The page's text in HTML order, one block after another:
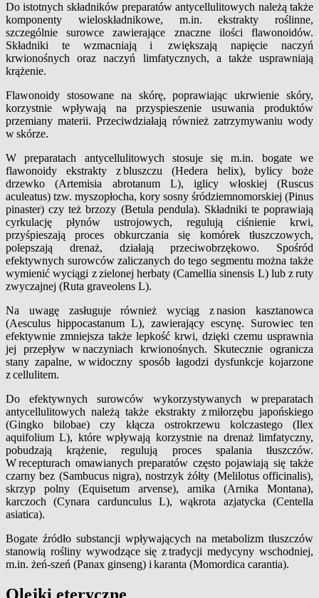
Do istotnych składników preparatów antycellulitowych należą także
komponenty wieloskładnikowe, m.in. ekstrakty roślinne,
szczególnie surowce zawierające znaczne ilości flawonoidów.
Składniki te wzmacniają i zwiększają napięcie naczyń
krwionośnych oraz naczyń limfatycznych, a także usprawniają
krążenie.
Flawonoidy stosowane na skórę, poprawiając ukrwienie skóry,
korzystnie wpływają na przyspieszenie usuwania produktów
przemiany materii. Przeciwdziałają również zatrzymywaniu wody
w skórze.
W preparatach antycellulitowych stosuje się m.in. bogate we
flawonoidy ekstrakty z bluszczu (Hedera helix), bylicy boże
drzewko (Artemisia abrotanum L), iglicy włoskiej (Ruscus
aculeatus) tzw. myszopłocha, kory sosny śródziemnomorskiej (Pinus
pinaster) czy też brzozy (Betula pendula). Składniki te poprawiają
cyrkulację płynów ustrojowych, regulują ciśnienie krwi,
przyśpieszają proces obkurczania się komórek tłuszczowych,
polepszają drenaż, działają przeciwobrzękowo. Spośród
efektywnych surowców zaliczanych do tego segmentu można także
wymienić wyciągi z zielonej herbaty (Camellia sinensis L) lub z ruty
zwyczajnej (Ruta graveolens L).
Na uwagę zasługuje również wyciąg z nasion kasztanowca
(Aesculus hippocastanum L), zawierający escynę. Surowiec ten
efektywnie zmniejsza także lepkość krwi, dzięki czemu usprawnia
jej przepływ w naczyniach krwionośnych. Skutecznie ogranicza
stany zapalne, w widoczny sposób łagodzi dysfunkcje kojarzone
z cellulitem.
Do efektywnych surowców wykorzystywanych w preparatach
antycellulitowych należą także ekstrakty z miłorzębu japońskiego
(Gingko bilobae) czy kłącza ostrokrzewu kolczastego (Ilex
aquifolium L), które wpływają korzystnie na drenaż limfatyczny,
pobudzają krążenie, regulują proces spalania tłuszczów.
W recepturach omawianych preparatów często pojawiają się także
czarny bez (Sambucus nigra), nostrzyk żółty (Melilotus officinalis),
skrzyp polny (Equisetum arvense), arnika (Arnika Montana),
karczoch (Cynara cardunculus L), wąkrota azjatycka (Centella
asiatica).
Bogate źródło substancji wpływających na metabolizm tłuszczów
stanowią rośliny wywodzące się z tradycji medycyny wschodniej,
m.in. żeń-szeń (Panax ginseng) i karanta (Momordica carantia).